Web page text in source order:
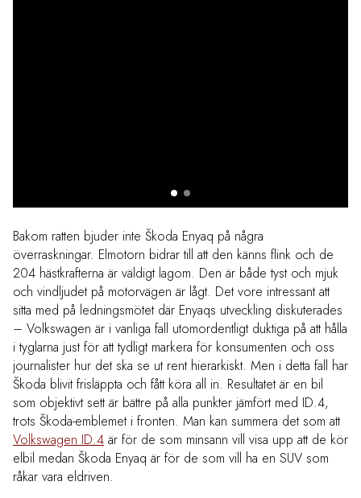
Bakom ratten bjuder inte Škoda Enyaq på några
överraskningar. Elmotorn bidrar till att den känns flink och de
204 hästkrafterna är väldigt lagom. Den är både tyst och mjuk
och vindljudet på motorvägen är lågt. Det vore intressant att
sitta med på ledningsmötet där Enyaqs utveckling diskuterades
– Volkswagen är i vanliga fall utomordentligt duktiga på att hålla
i tyglarna just för att tydligt markera för konsumenten och oss
journalister hur det ska se ut rent hierarkiskt. Men i detta fall har
Škoda blivit frisläppta och fått köra all in. Resultatet är en bil
som objektivt sett är bättre på alla punkter jämfört med ID.4,
trots Škoda-emblemet i fronten. Man kan summera det som att
Volkswagen ID.4 är för de som minsann vill visa upp att de kör
elbil medan Škoda Enyaq är för de som vill ha en SUV som
råkar vara eldriven.